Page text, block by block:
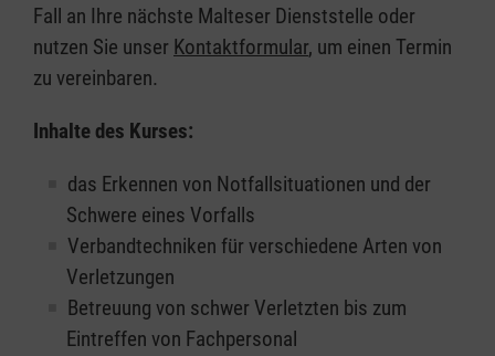
Fall an Ihre nächste Malteser Dienststelle oder
nutzen Sie unser Kontaktformular, um einen Termin
zu vereinbaren.
Inhalte des Kurses:
das Erkennen von Notfallsituationen und der
Schwere eines Vorfalls
Verbandtechniken für verschiedene Arten von
Verletzungen
Betreuung von schwer Verletzten bis zum
Eintreffen von Fachpersonal